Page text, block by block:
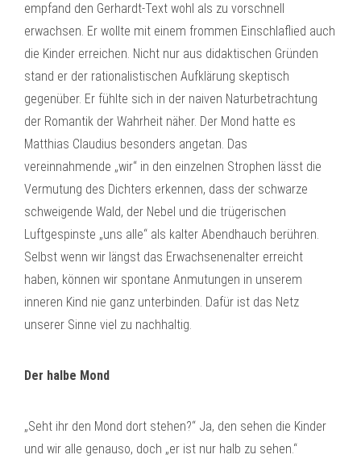
empfand den Gerhardt-Text wohl als zu vorschnell
erwachsen. Er wollte mit einem frommen Einschlaflied auch
die Kinder erreichen. Nicht nur aus didaktischen Gründen
stand er der rationalistischen Aufklärung skeptisch
gegenüber. Er fühlte sich in der naiven Naturbetrachtung
der Romantik der Wahrheit näher. Der Mond hatte es
Matthias Claudius besonders angetan. Das
vereinnahmende „wir“ in den einzelnen Strophen lässt die
Vermutung des Dichters erkennen, dass der schwarze
schweigende Wald, der Nebel und die trügerischen
Luftgespinste „uns alle“ als kalter Abendhauch berühren.
Selbst wenn wir längst das Erwachsenenalter erreicht
haben, können wir spontane Anmutungen in unserem
inneren Kind nie ganz unterbinden. Dafür ist das Netz
unserer Sinne viel zu nachhaltig.
Der halbe Mond
„Seht ihr den Mond dort stehen?“ Ja, den sehen die Kinder
und wir alle genauso, doch „er ist nur halb zu sehen.“